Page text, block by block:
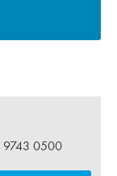
9743 0500